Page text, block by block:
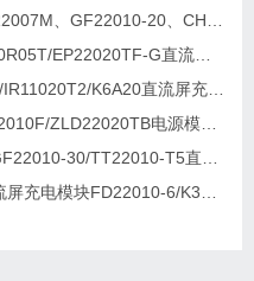
2026年华科电源维修更换XLY-22007M、GF22010-20、CHR-22020直流屏充电模块
新疆，西藏，河北K3B05L/H110R05T/EP22020TF-G直流屏充电模块维修更换
新疆、广东、广西XLY-22007M/IR11020T2/K6A20直流屏充电模块维修更换
湖南、广东、新疆PMI-SA/RT22010F/ZLD22020TB电源模块维修更换
湖南、新疆、河北YM11020Z/GF22010-30/TT22010-T5直流屏充电模块维修更换
2026维修安徽、甘肃、湖北直流屏充电模块FD22010-6/K3B20L/GF22010-10